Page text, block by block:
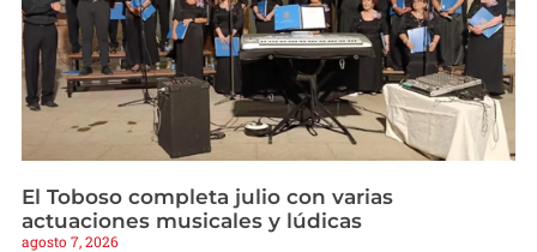
El Toboso completa julio con varias
actuaciones musicales y lúdicas
agosto 7, 2026